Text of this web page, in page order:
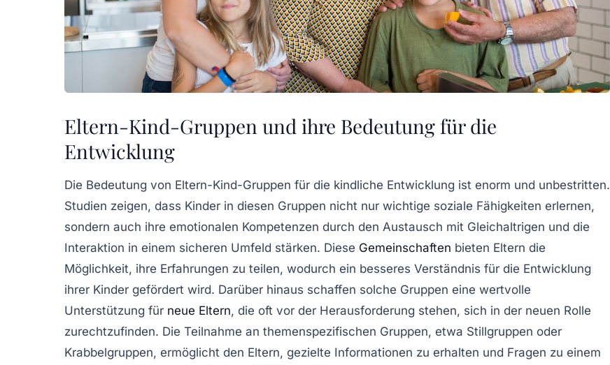
Eltern-Kind-Gruppen und ihre Bedeutung für die
Entwicklung
Die Bedeutung von Eltern-Kind-Gruppen für die kindliche Entwicklung ist enorm und unbestritten.
Studien zeigen, dass Kinder in diesen Gruppen nicht nur wichtige soziale Fähigkeiten erlernen,
sondern auch ihre emotionalen Kompetenzen durch den Austausch mit Gleichaltrigen und die
Interaktion in einem sicheren Umfeld stärken. Diese Gemeinschaften bieten Eltern die
Möglichkeit, ihre Erfahrungen zu teilen, wodurch ein besseres Verständnis für die Entwicklung
ihrer Kinder gefördert wird. Darüber hinaus schaffen solche Gruppen eine wertvolle
Unterstützung für neue Eltern, die oft vor der Herausforderung stehen, sich in der neuen Rolle
zurechtzufinden. Die Teilnahme an themenspezifischen Gruppen, etwa Stillgruppen oder
Krabbelgruppen, ermöglicht den Eltern, gezielte Informationen zu erhalten und Fragen zu einem